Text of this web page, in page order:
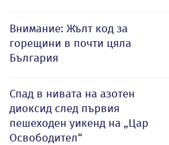
Внимание: Жълт код за
горещини в почти цяла
България
Спад в нивата на азотен
диоксид след първия
пешеходен уикенд на „Цар
Освободител“